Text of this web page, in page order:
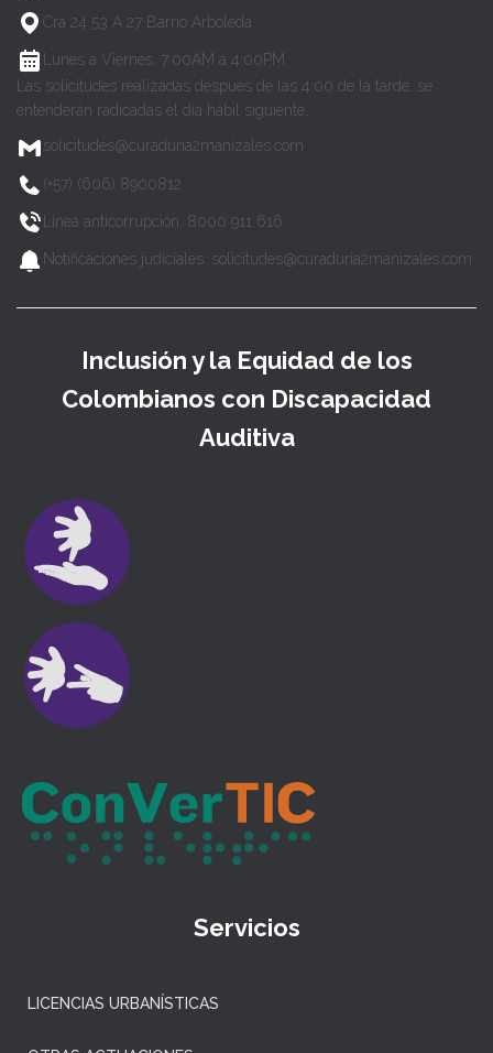
Cra 24 53 A 27 Barrio Arboleda
Lunes a Viernes, 7:00AM a 4:00PM
Las solicitudes realizadas después de las 4:00 de la tarde, se
entenderán radicadas el día hábil siguiente.
solicitudes@curaduria2manizales.com
(+57) (606) 8900812
Línea anticorrupción: 8000 911 616
Notificaciones judiciales: solicitudes@curaduria2manizales.com
Inclusión y la Equidad de los
Colombianos con Discapacidad
Auditiva
Servicios
LICENCIAS URBANÍSTICAS